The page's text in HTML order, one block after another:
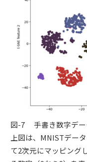
図-7 手書き数字デー
上図は、MNISTデー
て2次元にマッピング